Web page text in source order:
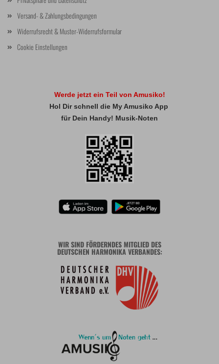
Versand- & Zahlungsbedingungen
Widerrufsrecht & Muster-Widerrufsformular
Cookie Einstellungen
Werde jetzt ein Teil von Amusiko!
Hol Dir schnell die My Amusiko App
für Dein Handy! Musik-Noten
WIR SIND FÖRDERNDES MITGLIED DES
DEUTSCHEN HARMONIKA VERBANDES: